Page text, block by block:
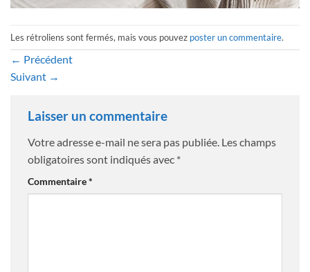
Les rétroliens sont fermés, mais vous pouvez poster un commentaire.
← Précédent
Suivant →
Laisser un commentaire
Votre adresse e-mail ne sera pas publiée. Les champs
obligatoires sont indiqués avec *
Commentaire*